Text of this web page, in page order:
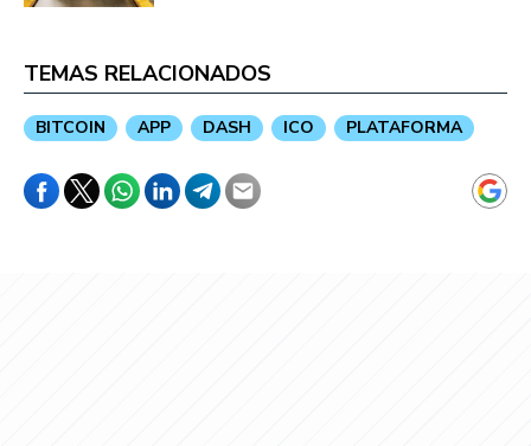
TEMAS RELACIONADOS
BITCOIN APP DASH ICO PLATAFORMA